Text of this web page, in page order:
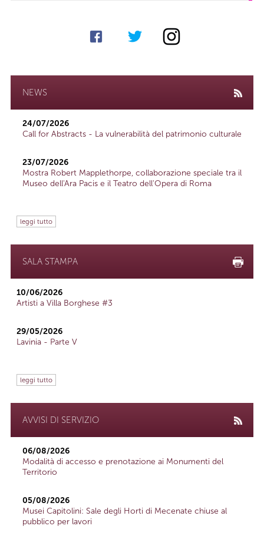
NEWS
24/07/2026
Call for Abstracts - La vulnerabilità del patrimonio culturale
23/07/2026
Mostra Robert Mapplethorpe, collaborazione speciale tra il
Museo dell'Ara Pacis e il Teatro dell'Opera di Roma
leggi tutto
SALA STAMPA
10/06/2026
Artisti a Villa Borghese #3
29/05/2026
Lavinia - Parte V
leggi tutto
AVVISI DI SERVIZIO
06/08/2026
Modalità di accesso e prenotazione ai Monumenti del
Territorio
05/08/2026
Musei Capitolini: Sale degli Horti di Mecenate chiuse al
pubblico per lavori